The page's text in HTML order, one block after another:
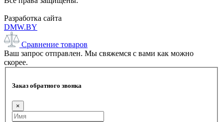
Разработка сайта
DMW.BY
Сравнение товаров
Ваш запрос отправлен. Мы свяжемся с вами как можно
скорее.
Заказ обратного звонка
×